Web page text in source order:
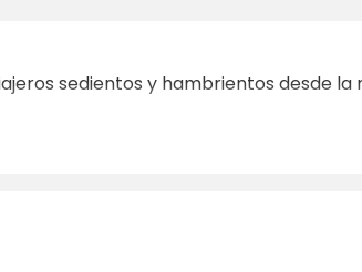
sedientos y hambrientos desde